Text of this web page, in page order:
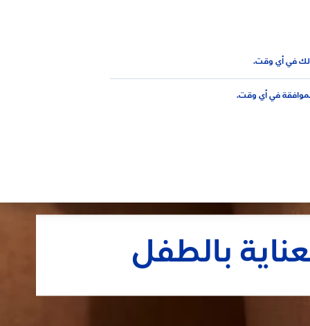
ذلك في أي وقت.
في أي وقت.
بالطفل